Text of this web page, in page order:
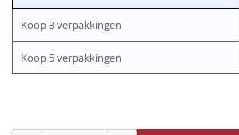
Koop 3 verpakkingen
Koop 5 verpakkingen